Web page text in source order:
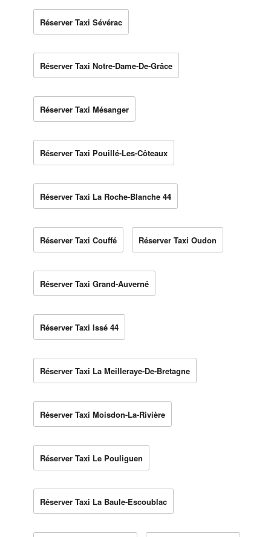
Réserver Taxi Sévérac
Réserver Taxi Notre-Dame-De-Grâce
Réserver Taxi Mésanger
Réserver Taxi Pouillé-Les-Côteaux
Réserver Taxi La Roche-Blanche 44
Réserver Taxi Couffé Réserver Taxi Oudon
Réserver Taxi Grand-Auverné
Réserver Taxi Issé 44
Réserver Taxi La Meilleraye-De-Bretagne
Réserver Taxi Moisdon-La-Rivière
Réserver Taxi Le Pouliguen
Réserver Taxi La Baule-Escoublac